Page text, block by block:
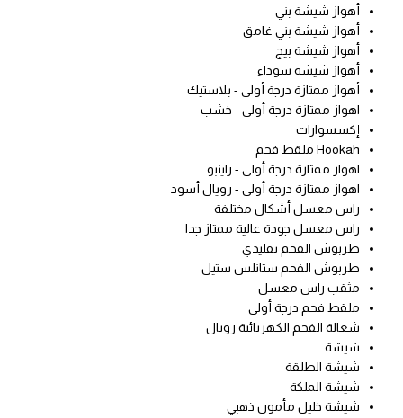
أهواز شيشة بني
أهواز شيشة بني غامق
أهواز شيشة بيج
أهواز شيشة سوداء
أهواز ممتازة درجة أولى - بلاستيك
اهواز ممتازة درجة أولى - خشب
إكسسوارات
Hookah ملقط فحم
اهواز ممتازة درجة أولى - راينبو
اهواز ممتازة درجة أولى - رويال أسود
راس معسل أشكال مختلفة
راس معسل جودة عالية ممتاز جدا
طربوش الفحم تقليدي
طربوش الفحم ستانلس ستيل
مثقب راس معسل
ملقط فحم درجة أولى
شعالة الفحم الكهربائية رويال
شيشة
شيشة الطلقة
شيشة الملكة
شيشة خليل مأمون ذهبي